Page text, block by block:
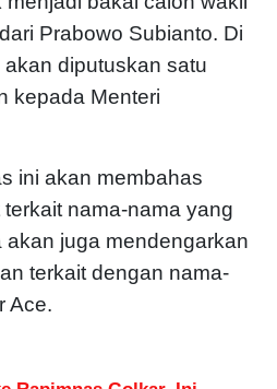
Prabowo Subianto. Di
diputuskan satu
kepada Menteri
ini akan membahas
nama-nama yang
akan juga mendengarkan
terkait dengan nama-
Ace.